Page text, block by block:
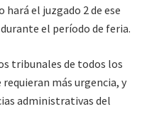
el juzgado 2 de ese
el período de feria.
tribunales de todos los
más urgencia, y
administrativas del